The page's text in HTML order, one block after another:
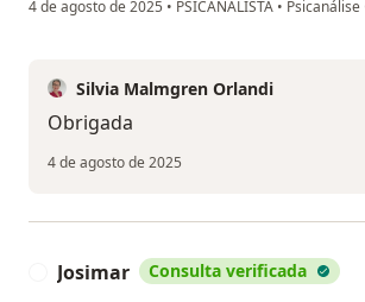
4 de agosto de 2025 • PSICANALISTA • Psicanálise
Silvia Malmgren Orlandi
Obrigada
4 de agosto de 2025
Josimar Consulta verificada